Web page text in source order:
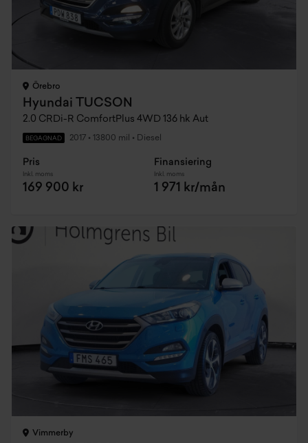
Örebro
Hyundai TUCSON
2.0 CRDi-R ComfortPlus 4WD 136 hk Aut
BEGAGNAD 2017 • 13800 mil • Diesel
Pris
Inkl. moms
169 900 kr
Finansiering
Inkl. moms
1 971 kr/mån
Vimmerby